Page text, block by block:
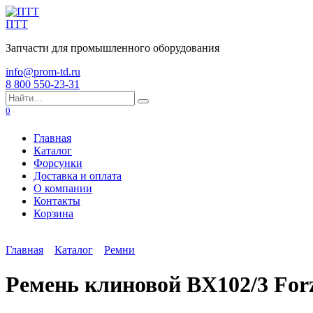
Перейти
к
ПТТ
Запчасти для промышленного оборудования
info@prom-td.ru
8 800 550-23-31
Search
for:
0
Главная
Каталог
Форсунки
Доставка и оплата
О компании
Контакты
Корзина
Главная Каталог Ремни
Ремень клиновой BX102/3